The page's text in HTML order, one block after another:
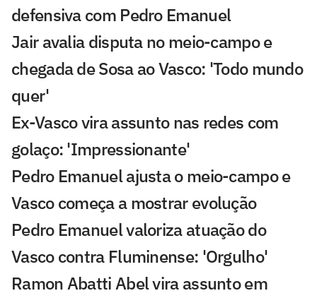
defensiva com Pedro Emanuel
Jair avalia disputa no meio-campo e
chegada de Sosa ao Vasco: 'Todo mundo
quer'
Ex-Vasco vira assunto nas redes com
golaço: 'Impressionante'
Pedro Emanuel ajusta o meio-campo e
Vasco começa a mostrar evolução
Pedro Emanuel valoriza atuação do
Vasco contra Fluminense: 'Orgulho'
Ramon Abatti Abel vira assunto em